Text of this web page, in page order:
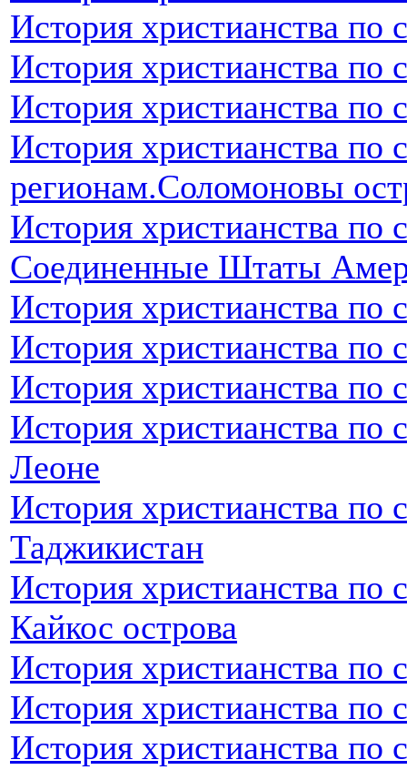
История христианства по
История христианства по
История христианства по
История христианства по
регионам.Соломоновы
История христианства по
Соединенные Штаты
История христианства
История христианства по
История христианства
История христианства по
Леоне
История христианства по
Таджикистан
История христианства по
Кайкос острова
История христианства по
История христианства по
История христианства по